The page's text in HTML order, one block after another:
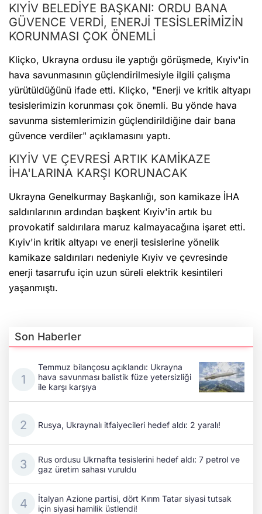
KIYİV BELEDİYE BAŞKANI: ORDU BANA
GÜVENCE VERDİ, ENERJİ TESİSLERİMİZİN
KORUNMASI ÇOK ÖNEMLİ
Kliçko, Ukrayna ordusu ile yaptığı görüşmede, Kıyiv'in
hava savunmasının güçlendirilmesiyle ilgili çalışma
yürütüldüğünü ifade etti. Kliçko, "Enerji ve kritik altyapı
tesislerimizin korunması çok önemli. Bu yönde hava
savunma sistemlerimizin güçlendirildiğine dair bana
güvence verdiler" açıklamasını yaptı.
KIYİV VE ÇEVRESİ ARTIK KAMİKAZE
İHA'LARINA KARŞI KORUNACAK
Ukrayna Genelkurmay Başkanlığı, son kamikaze İHA
saldırılarının ardından başkent Kıyiv'in artık bu
provokatif saldırılara maruz kalmayacağına işaret etti.
Kıyiv'in kritik altyapı ve enerji tesislerine yönelik
kamikaze saldırıları nedeniyle Kıyiv ve çevresinde
enerji tasarrufu için uzun süreli elektrik kesintileri
yaşanmıştı.
Son Haberler
Temmuz bilançosu açıklandı: Ukrayna
hava savunması balistik füze yetersizliği
ile karşı karşıya
Rusya, Ukraynalı itfaiyecileri hedef aldı: 2 yaralı!
Rus ordusu Ukrnafta tesislerini hedef aldı: 7 petrol ve
gaz üretim sahası vuruldu
İtalyan Azione partisi, dört Kırım Tatar siyasi tutsak
için siyasi hamilik üstlendi!